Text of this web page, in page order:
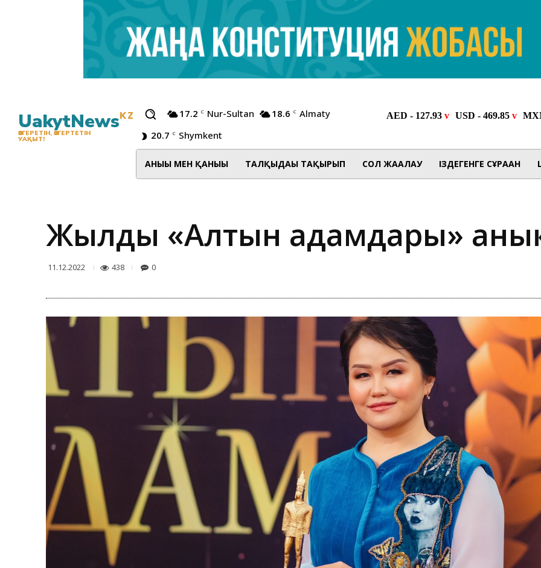
UakytNewsKZ
ӨЗГЕРЕТІН, ӨЗГЕРТЕТІН
УАҚЫТ!
17.2 C Nur-Sultan 18.6 C Almaty
20.7 C Shymkent
АНЫҒЫ МЕН ҚАНЫҒЫ ТАЛҚЫДАҒЫ ТАҚЫРЫП СОЛ ЖАҒАЛАУ ІЗДЕГЕНГЕ СҰРАҒАН
Жылдың «Алтын адамдары»
11.12.2022 438 0